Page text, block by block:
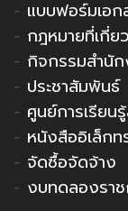
- แบบฟอร์มเอก
- กฎหมายที่เกี่ย
- กิจกรรมสำนัก
- ประชาสัมพันธ์
- ศูนย์การเรียน
- หนังสืออิเล็ก
- จัดซื้อจัดจ้าง
- งบทดลองราช